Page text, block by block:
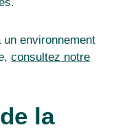
environnement
consultez notre
la